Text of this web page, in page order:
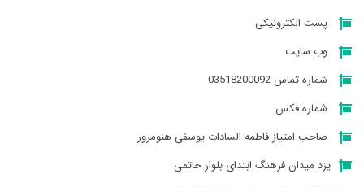
پست الکترونیکی
وب سایت
شماره تماس 03518200092
شماره فکس
صاحب امتیاز فاطمه السادات یوسفی هنومرور
یزد میدان فرهنگ ابتدای بلوار خاتمی